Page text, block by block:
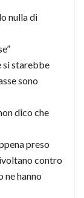
nulla di
si starebbe
sono
dico che
preso
contro
ne hanno